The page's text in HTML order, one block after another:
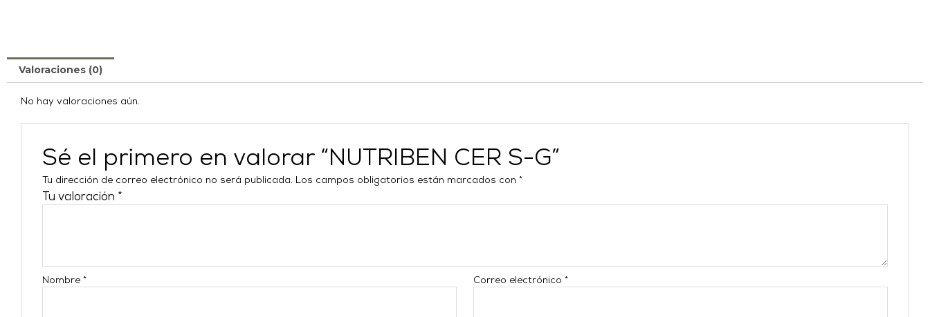
Valoraciones (0)
No hay valoraciones aún.
Sé el primero en valorar “NUTRIBEN CER S-G”
Tu dirección de correo electrónico no será publicada. Los campos obligatorios están marcados con*
Tu valoración *
Nombre* Correo electrónico*